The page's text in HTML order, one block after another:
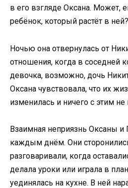
в его взгляде Оксана. Может,
ребёнок, который растёт в ней?
Ночью она отвернулась от
отношения, когда в соседней
девочка, возможно, дочь
Оксана чувствовала, что их
изменилась и ничего с этим не
Взаимная неприязнь Оксаны и
каждым днём. Они
разговаривали, когда
делала уроки или играла в
уединялась на кухне. В ней